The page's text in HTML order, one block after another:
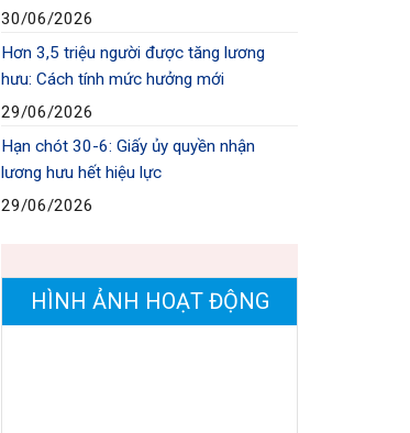
30/06/2026
Hơn 3,5 triệu người được tăng lương
hưu: Cách tính mức hưởng mới
29/06/2026
Hạn chót 30-6: Giấy ủy quyền nhận
lương hưu hết hiệu lực
29/06/2026
HÌNH ẢNH HOẠT ĐỘNG